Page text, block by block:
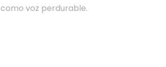
como voz perdurable.